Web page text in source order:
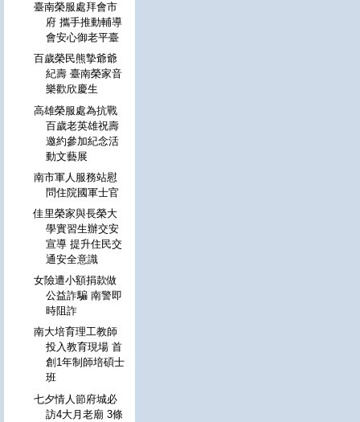
臺南榮服處拜會市
府 攜手推動輔導
會安心御老平臺
百歲榮民熊摯爺爺
紀壽 臺南榮家音
樂歡欣慶生
高雄榮服處為抗戰
百歲老英雄祝壽
邀約參加紀念活
動文藝展
南市軍人服務站慰
問住院國軍士官
佳里榮家與長榮大
學實習生辦交安
宣導 提升住民交
通安全意識
女險遭小額捐款做
公益詐騙 南警即
時阻詐
南大培育理工教師
投入教育現場 首
創1年制師培碩士
班
七夕情人節府城必
訪4大月老廟 3條